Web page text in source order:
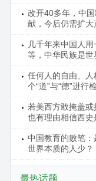
改开40多年，中
献，今后仍需扩大
几千年来中国人
等，中华民族是世
任何人的自由、
个“道”与“德”进行
若美西方敢掩盖
也有理由相信西史
中国教育的败笔
世界本质的人少？
最热话题